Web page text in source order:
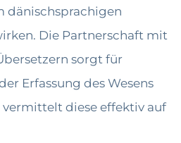
dänischsprachigen
Die Partnerschaft mit
sorgt für
Erfassung des Wesens
vermittelt diese effektiv auf